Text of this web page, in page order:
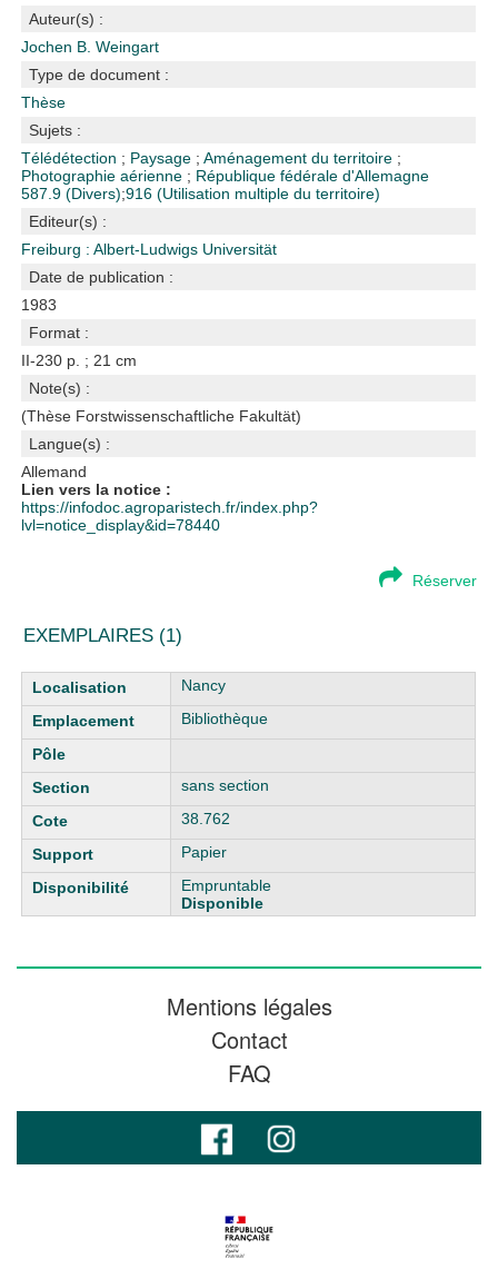
Auteur(s) :
Jochen B. Weingart
Type de document :
Thèse
Sujets :
Télédétection ; Paysage ;Aménagement du territoire ;
Photographie aérienne ; République fédérale d'Allemagne
587.9 (Divers);916 (Utilisation multiple du territoire)
Editeur(s) :
Freiburg : Albert-Ludwigs Universität
Date de publication :
1983
Format :
II-230 p. ; 21 cm
Note(s) :
(Thèse Forstwissenschaftliche Fakultät)
Langue(s) :
Allemand
Lien vers la notice :
https://infodoc.agroparistech.fr/index.php?
lvl=notice_display&id=78440
Réserver
EXEMPLAIRES (1)
Liste des exemplaires
Nancy
Bibliothèque
sans section
38.762
Papier
Empruntable
Disponible
Mentions légales
Contact
FAQ